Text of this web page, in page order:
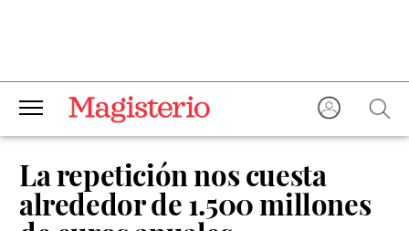
La repetición nos cuesta
alrededor de 1.500 millones